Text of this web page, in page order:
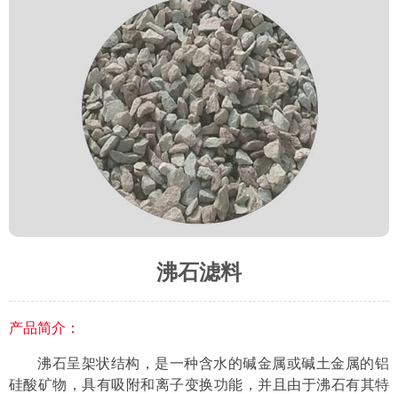
沸石滤料
产品简介：
沸石呈架状结构，是一种含水的碱金属或碱土金属的铝
硅酸矿物，具有吸附和离子变换功能，并且由于沸石有其特